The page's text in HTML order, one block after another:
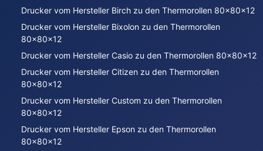
Drucker vom Hersteller Birch zu den Thermorollen 80x80x12
Drucker vom Hersteller Bixolon zu den Thermorollen
80x80x12
Drucker vom Hersteller Casio zu den Thermorollen 80x80x12
Drucker vom Hersteller Citizen zu den Thermorollen
80x80x12
Drucker vom Hersteller Custom zu den Thermorollen
80x80x12
Drucker vom Hersteller Epson zu den Thermorollen
80x80x12